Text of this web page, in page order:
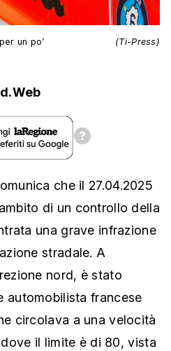
un po’ (Ti-Press)
che il 27.04.2025
di un controllo della
una grave infrazione
stradale. A
nord, è stato
automobilista francese
circolava a una velocità
il limite è di 80, vista